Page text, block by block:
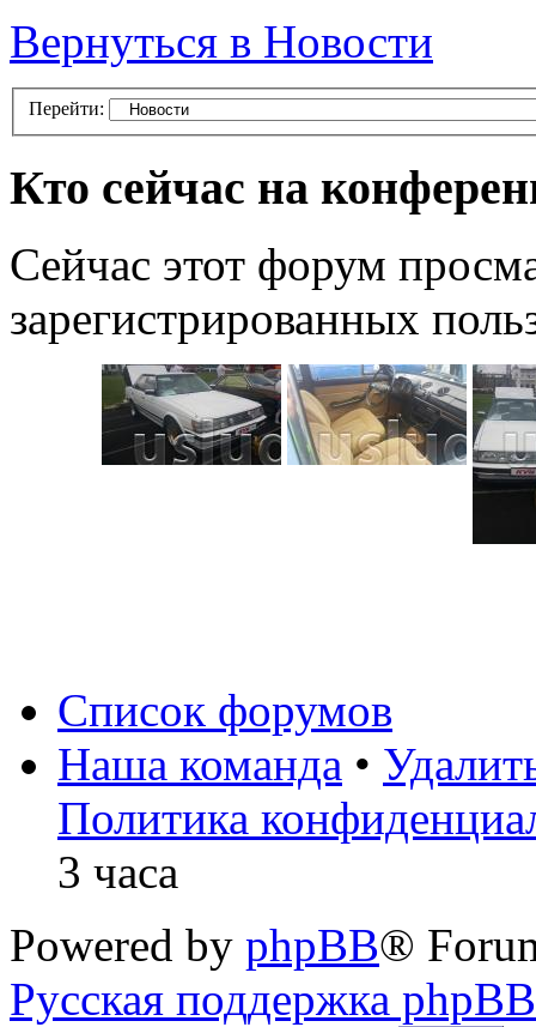
Вернуться в Новости
Перейти:
Кто сейчас на
Сейчас этот форум
зарегистрированных
Список форумов
Наша команда •
Политика
3 часа
Powered by phpBB®
Русская поддержка phpBB